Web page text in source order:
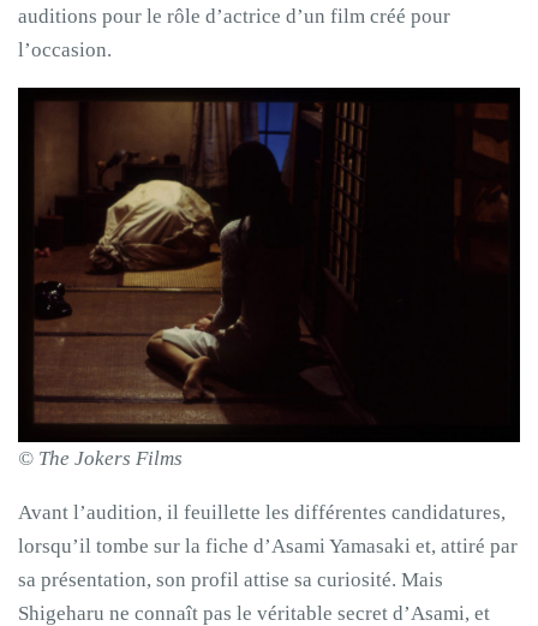
auditions pour le rôle d’actrice d’un film créé pour
l’occasion.
© The Jokers Films
Avant l’audition, il feuillette les différentes candidatures,
lorsqu’il tombe sur la fiche d’Asami Yamasaki et, attiré par
sa présentation, son profil attise sa curiosité. Mais
Shigeharu ne connaît pas le véritable secret d’Asami, et